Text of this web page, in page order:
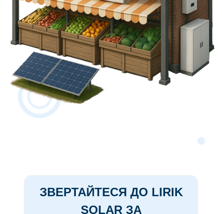
ЗВЕРТАЙТЕСЯ ДО LIRIK
SOLAR ЗА